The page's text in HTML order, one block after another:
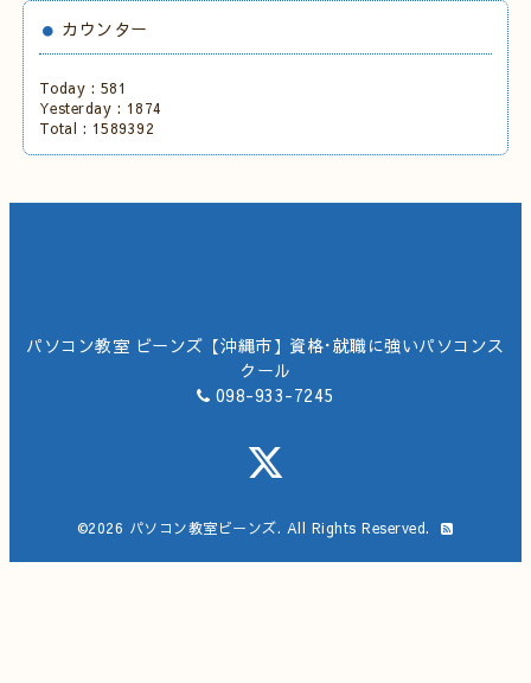
カウンター
Today : 581
Yesterday : 1874
Total : 1589392
パソコン教室 ビーンズ【沖縄市】資格･就職に強いパソコンス
クール
098-933-7245
©2026 パソコン教室ビーンズ. All Rights Reserved.